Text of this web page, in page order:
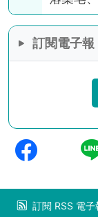
訂閱電子報
訂閱 RSS 電子